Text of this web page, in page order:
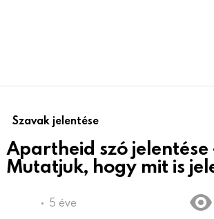
Szavak jelentése
Apartheid szó jelentése
Mutatjuk, hogy mit is
5 éve